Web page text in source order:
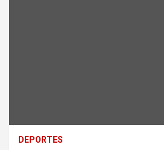
DEPORTES